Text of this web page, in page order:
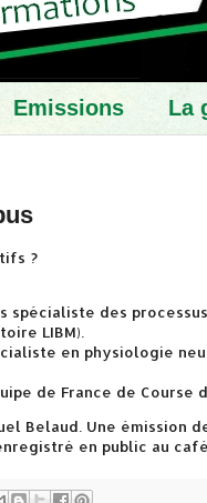
Emissions La
?
spécialiste des
LIBM).
en physiologie
de France de Course
Belaud. Une émission
en public au